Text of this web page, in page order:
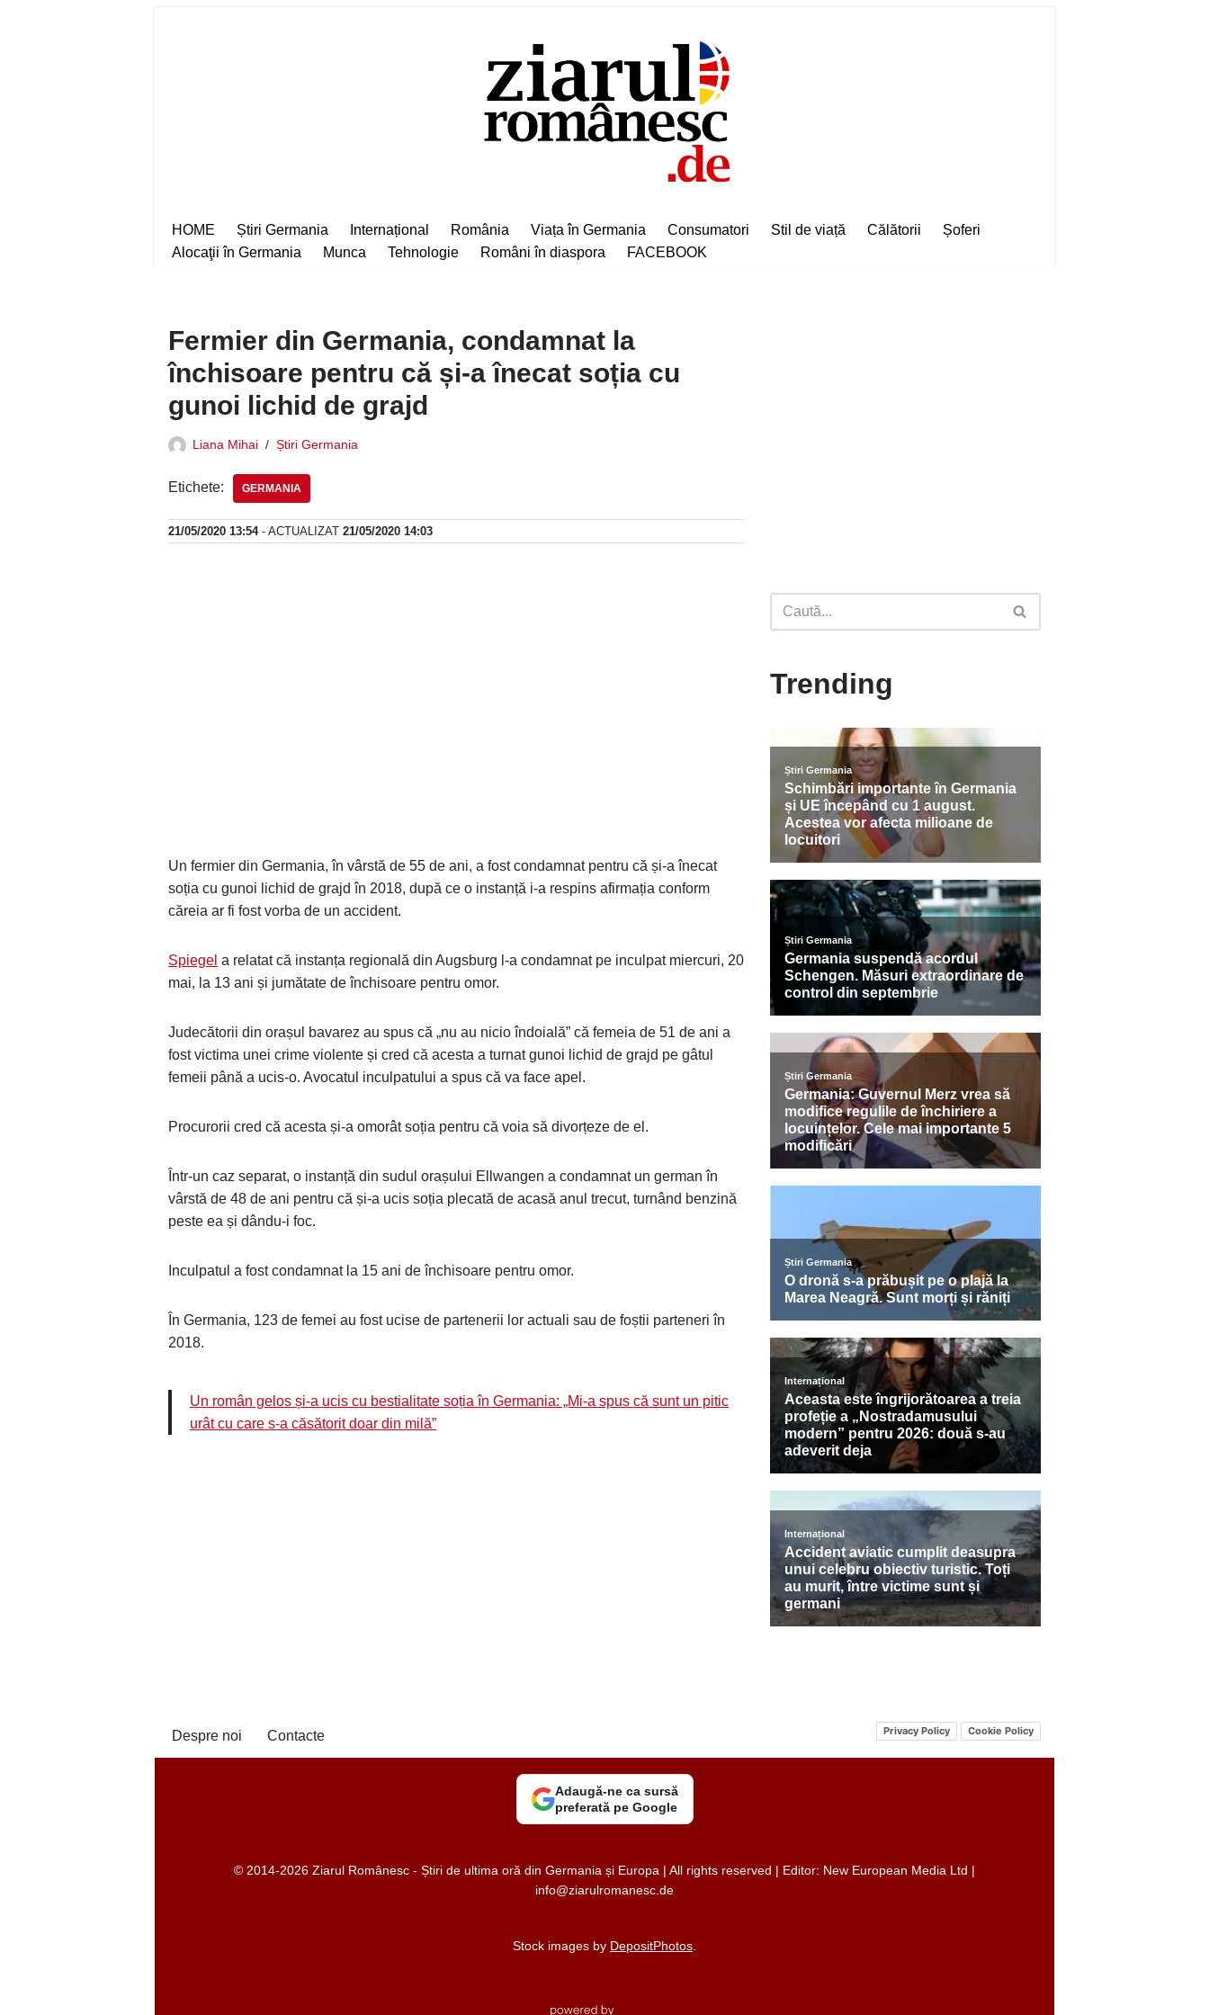
HOME Știri Germania Internațional România Viața în Germania Consumatori Stil de viață Călătorii
Șoferi
Alocaţii în Germania
Munca Tehnologie Români în diaspora FACEBOOK
Fermier din Germania, condamnat la
închisoare pentru că și-a înecat soția cu
gunoi lichid de grajd
Liana Mihai Știri Germania
Etichete: GERMANIA
21/05/2020 13:54- ACTUALIZAT 21/05/2020 14:03
Un fermier din Germania, în vârstă de 55 de ani, a fost condamnat pentru că și-a înecat
soția cu gunoi lichid de grajd în 2018, după ce o instanță i-a respins afirmația conform
căreia ar fi fost vorba de un accident.
Spiegel a relatat că instanța regională din Augsburg l-a condamnat pe inculpat miercuri, 20
mai, la 13 ani și jumătate de închisoare pentru omor.
Judecătorii din orașul bavarez au spus că „nu au nicio îndoială” că femeia de 51 de ani a
fost victima unei crime violente și cred că acesta a turnat gunoi lichid de grajd pe gâtul
femeii până a ucis-o. Avocatul inculpatului a spus că va face apel.
Procurorii cred că acesta și-a omorât soția pentru că voia să divorțeze de el.
Într-un caz separat, o instanță din sudul orașului Ellwangen a condamnat un german în
vârstă de 48 de ani pentru că și-a ucis soția plecată de acasă anul trecut, turnând benzină
peste ea și dându-i foc.
Inculpatul a fost condamnat la 15 ani de închisoare pentru omor.
În Germania, 123 de femei au fost ucise de partenerii lor actuali sau de foștii parteneri în
2018.
Un român gelos și-a ucis cu bestialitate soția în Germania: „Mi-a spus că sunt un pitic
urât cu care s-a căsătorit doar din milă”
Trending
Despre noi Contacte Privacy Policy Cookie Policy
Adaugă-ne ca sursă
preferată pe Google
© 2014-2026 Ziarul Românesc - Știri de ultima oră din Germania și Europa | All rights reserved | Editor: New European Media Ltd |
info@ziarulromanesc.de
Stock images by DepositPhotos